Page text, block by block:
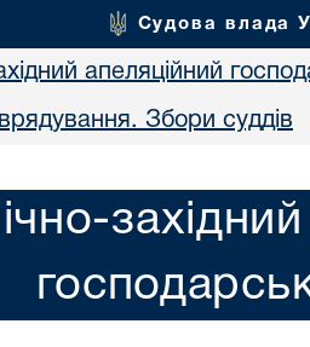
Судова влада
апеляційний
Збори суддів